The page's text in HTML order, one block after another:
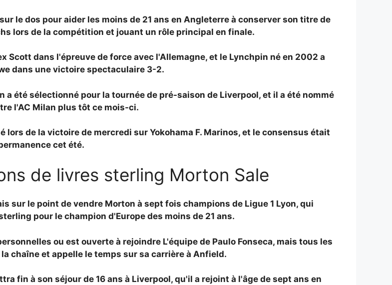
le dos pour aider les moins de 21 ans en Angleterre à conserver son titre de
lors de la compétition et jouant un rôle principal en finale.
Scott dans l'épreuve de force avec l'Allemagne, et le Lynchpin né en 2002 a
dans une victoire spectaculaire 3-2.
été sélectionné pour la tournée de pré-saison de Liverpool, et il a été nommé
l'AC Milan plus tôt ce mois-ci.
de la victoire de mercredi sur Yokohama F. Marinos, et le consensus était
cet été.
de livres sterling Morton Sale
sur le point de vendre Morton à sept fois champions de Ligue 1 Lyon, qui
pour le champion d'Europe des moins de 21 ans.
ou est ouverte à rejoindre L'équipe de Paulo Fonseca, mais tous les
chaîne et appelle le temps sur sa carrière à Anfield.
fin à son séjour de 16 ans à Liverpool, qu'il a rejoint à l'âge de sept ans en